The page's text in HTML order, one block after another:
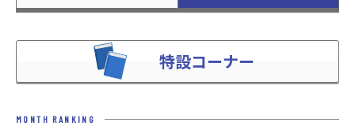
特設コーナー
MONTH RANKING